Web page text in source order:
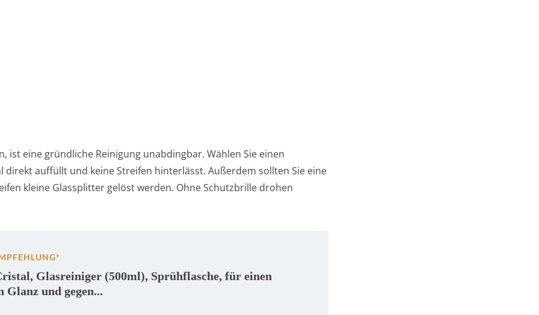
ist eine gründliche Reinigung unabdingbar. Wählen Sie einen
direkt auffüllt und keine Streifen hinterlässt. Außerdem sollten Sie eine
kleine Glassplitter gelöst werden. Ohne Schutzbrille drohen
Glasreiniger (500ml), Sprühflasche, für einen
Glanz und gegen...